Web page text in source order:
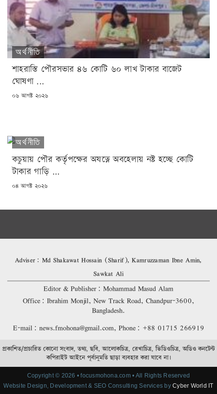
অর্থনীতি
শাহরাস্তি পৌরসভার ৪৬ কোটি ৬০ লাখ টাকার বাজেট
ঘোষণা ...
POSTED
০৬ আগষ্ট ২০২৬
অর্থনীতি
কচুয়ায় পৌর কর্তৃপক্ষের অযত্নে অবহেলায় নষ্ট হচ্ছে কোটি
টাকার গাড়ি ...
POSTED
০৪ আগষ্ট ২০২৬
Adviser: Md Shakawat Hossain (Sharif), Kamruzzaman Ibne Amin,
Sawkat Ali
Editor & Publisher: Mohammad Masud Alam
Office: Ibrahim Monjil, New Track Road, Chandpur-3600,
Bangladesh.
E-mail: news.fmohona@gmail.com, Phone: +88 01715 266919
প্রকাশিত/প্রচারিত কোনো সংবাদ, তথ্য, ছবি, আলোকচিত্র, রেখাচিত্র, ভিডিওচিত্র, অডিও কনটেন্ট
কপিরাইট আইনে পূর্বানুমতি ছাড়া ব্যবহার করা যাবে না।
Copyright © 2026 • focusmohona.com • All Rights Reserved
Website Design, Development & SEO Consulting Services byCyber World IT